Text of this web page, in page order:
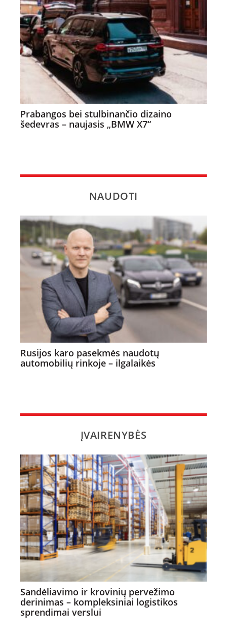
Prabangos bei stulbinančio dizaino
šedevras – naujasis „BMW X7“
NAUDOTI
Rusijos karo pasekmės naudotų
automobilių rinkoje – ilgalaikės
ĮVAIRENYBĖS
Sandėliavimo ir krovinių pervežimo
derinimas – kompleksiniai logistikos
sprendimai verslui